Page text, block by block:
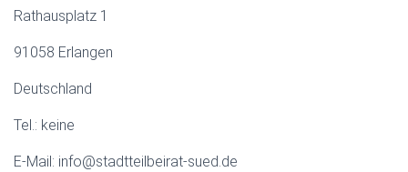
Rathausplatz 1
91058 Erlangen
Deutschland
Tel.: keine
E-Mail: info@stadtteilbeirat-sued.de